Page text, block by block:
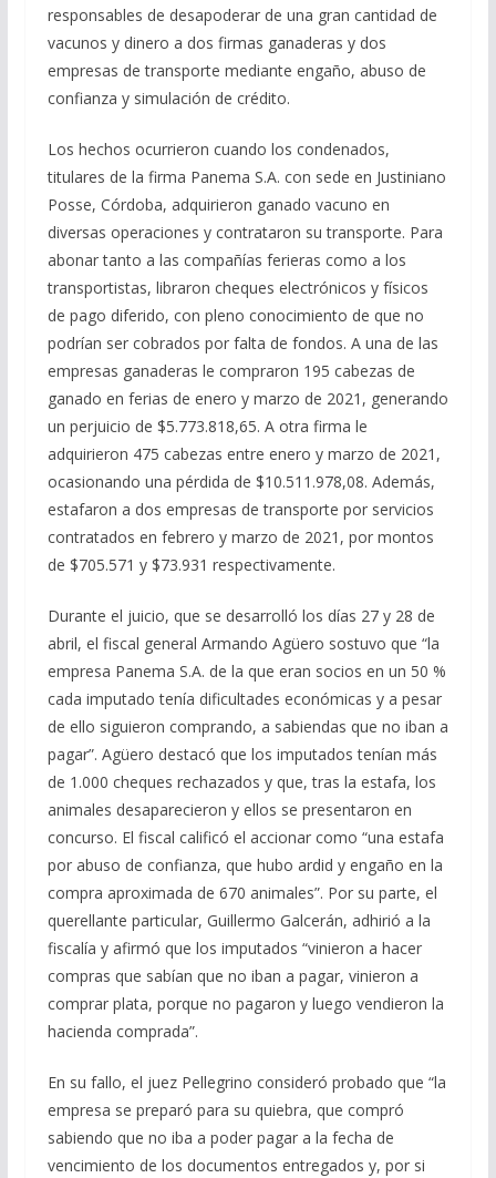
responsables de desapoderar de una gran cantidad de
vacunos y dinero a dos firmas ganaderas y dos
empresas de transporte mediante engaño, abuso de
confianza y simulación de crédito.
Los hechos ocurrieron cuando los condenados,
titulares de la firma Panema S.A. con sede en Justiniano
Posse, Córdoba, adquirieron ganado vacuno en
diversas operaciones y contrataron su transporte. Para
abonar tanto a las compañías ferieras como a los
transportistas, libraron cheques electrónicos y físicos
de pago diferido, con pleno conocimiento de que no
podrían ser cobrados por falta de fondos. A una de las
empresas ganaderas le compraron 195 cabezas de
ganado en ferias de enero y marzo de 2021, generando
un perjuicio de $5.773.818,65. A otra firma le
adquirieron 475 cabezas entre enero y marzo de 2021,
ocasionando una pérdida de $10.511.978,08. Además,
estafaron a dos empresas de transporte por servicios
contratados en febrero y marzo de 2021, por montos
de $705.571 y $73.931 respectivamente.
Durante el juicio, que se desarrolló los días 27 y 28 de
abril, el fiscal general Armando Agüero sostuvo que “la
empresa Panema S.A. de la que eran socios en un 50 %
cada imputado tenía dificultades económicas y a pesar
de ello siguieron comprando, a sabiendas que no iban a
pagar”. Agüero destacó que los imputados tenían más
de 1.000 cheques rechazados y que, tras la estafa, los
animales desaparecieron y ellos se presentaron en
concurso. El fiscal calificó el accionar como “una estafa
por abuso de confianza, que hubo ardid y engaño en la
compra aproximada de 670 animales”. Por su parte, el
querellante particular, Guillermo Galcerán, adhirió a la
fiscalía y afirmó que los imputados “vinieron a hacer
compras que sabían que no iban a pagar, vinieron a
comprar plata, porque no pagaron y luego vendieron la
hacienda comprada”.
En su fallo, el juez Pellegrino consideró probado que “la
empresa se preparó para su quiebra, que compró
sabiendo que no iba a poder pagar a la fecha de
vencimiento de los documentos entregados y, por si